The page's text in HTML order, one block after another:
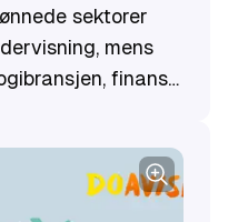
sektorer
mens
finans